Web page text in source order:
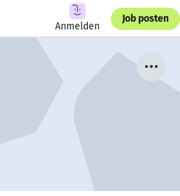
Anmelden
Job posten